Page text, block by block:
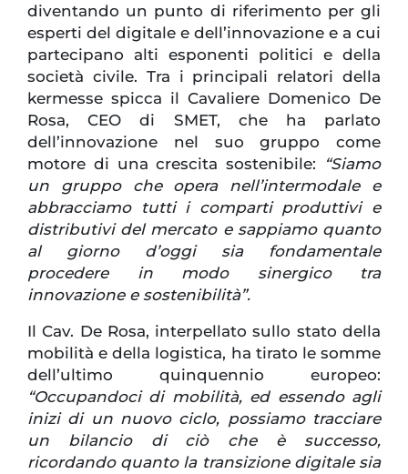
diventando un punto di riferimento per gli
esperti del digitale e dell’innovazione e a cui
partecipano alti esponenti politici e della
società civile. Tra i principali relatori della
kermesse spicca il Cavaliere Domenico De
Rosa, CEO di SMET, che ha parlato
dell’innovazione nel suo gruppo come
motore di una crescita sostenibile:
“Siamo
un gruppo che opera nell’intermodale e
abbracciamo tutti i comparti produttivi e
distributivi del mercato e sappiamo quanto
al giorno d’oggi sia fondamentale
procedere in modo sinergico tra
innovazione e sostenibilità”.
Il Cav. De Rosa, interpellato sullo stato della
mobilità e della logistica, ha tirato le somme
dell’ultimo quinquennio europeo:
“Occupandoci di mobilità, ed essendo agli
inizi di un nuovo ciclo, possiamo tracciare
un bilancio di ciò che è successo,
ricordando quanto la transizione digitale sia